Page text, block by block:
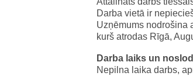
Darba vietā ir
Uzņēmums nodrošina
kurš atrodas Rīgā,
Darba laiks un
Nepilna laika darbs,